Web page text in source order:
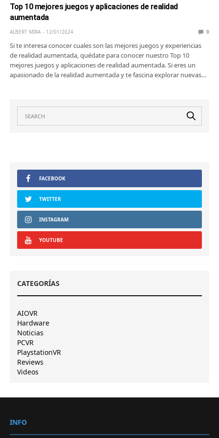
Top 10 mejores juegos y aplicaciones de realidad
aumentada
ALBERT MIRA 12/01/2024 0
Si te interesa conocer cuales son las mejores juegos y experiencias
de realidad aumentada, quédate para conocer nuestro Top 10
mejores juegos y aplicaciones de realidad aumentada. Si eres un
apasionado de la realidad aumentada y te fascina explorar nuevas…
FACEBOOK
TWITTER
INSTAGRAM
YOUTUBE
CATEGORÍAS
AIOVR
Hardware
Noticias
PCVR
PlaystationVR
Reviews
Videos
INFO